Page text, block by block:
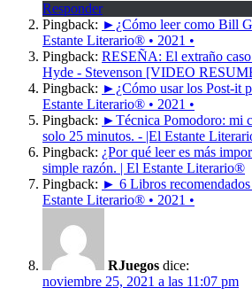
Responder
Pingback: ►¿Cómo leer como Bill
Estante Literario® • 2021 •
Pingback: RESEÑA: El extraño
Hyde - Stevenson [VIDEO
Pingback: ►¿Cómo usar los Post-it
Estante Literario® • 2021 •
Pingback: ►Técnica Pomodoro: mi
solo 25 minutos. - |El Estante
Pingback: ¿Por qué leer es más
simple razón. | El Estante Literario®
Pingback: ► 6 Libros
Estante Literario® • 2021 •
RJuegos dice:
noviembre 25, 2021 a las 11:07 pm